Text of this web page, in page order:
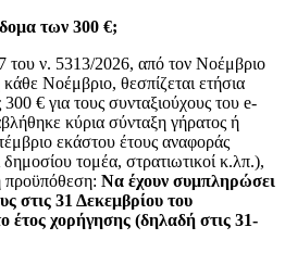
των 300 €;
του ν. 5313/2026, από τον Νοέμβριο
Νοέμβριο, θεσπίζεται ετήσια
€ για τους συνταξιούχους του e-
κύρια σύνταξη γήρατος ή
εκάστου έτους αναφοράς
δημοσίου τομέα, στρατιωτικοί κ.λπ.),
προϋπόθεση: Να έχουν συμπληρώσει
στις 31 Δεκεμβρίου του
έτος χορήγησης (δηλαδή στις 31-